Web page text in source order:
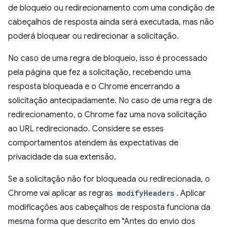
de bloqueio ou redirecionamento com uma condição de
cabeçalhos de resposta ainda será executada, mas não
poderá bloquear ou redirecionar a solicitação.
No caso de uma regra de bloqueio, isso é processado
pela página que fez a solicitação, recebendo uma
resposta bloqueada e o Chrome encerrando a
solicitação antecipadamente. No caso de uma regra de
redirecionamento, o Chrome faz uma nova solicitação
ao URL redirecionado. Considere se esses
comportamentos atendem às expectativas de
privacidade da sua extensão.
Se a solicitação não for bloqueada ou redirecionada, o
Chrome vai aplicar as regras modifyHeaders . Aplicar
modificações aos cabeçalhos de resposta funciona da
mesma forma que descrito em "Antes do envio dos